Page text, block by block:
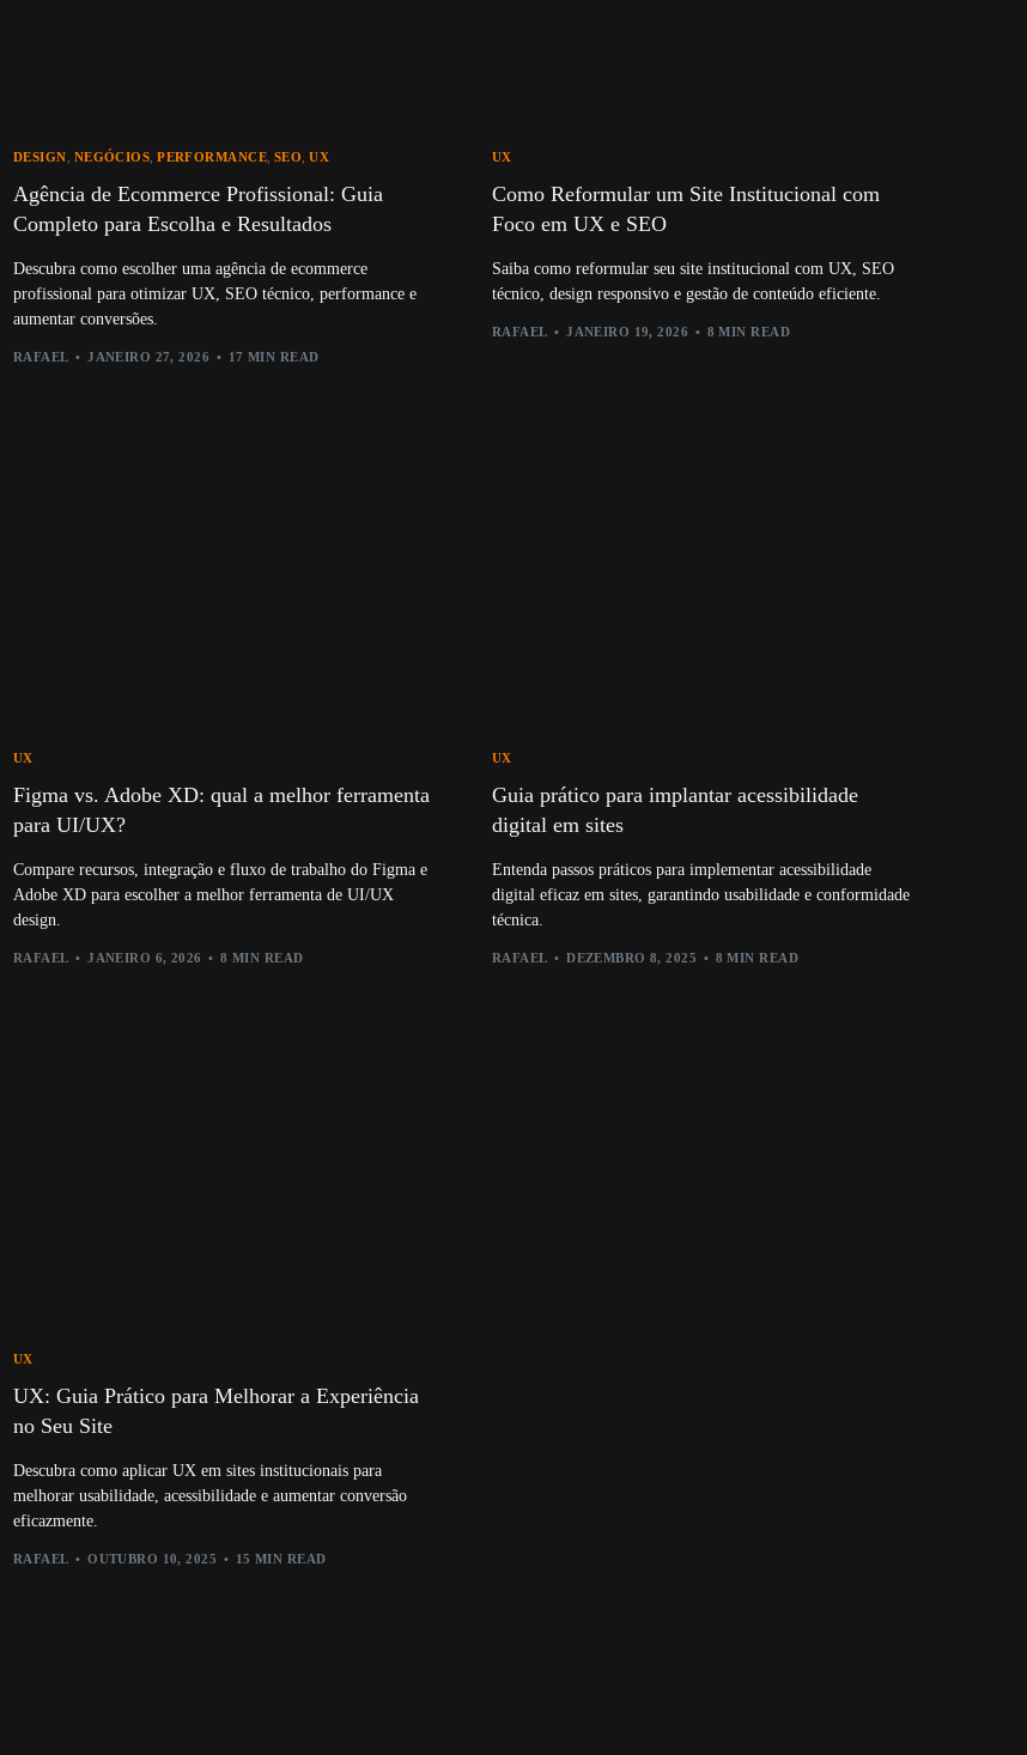
DESIGN NEGÓCIOS ,PERFORMANCE ,SEO ,UX
Agência de Ecommerce Profissional: Guia
Completo para Escolha e Resultados
Descubra como escolher uma agência de ecommerce
profissional para otimizar UX, SEO técnico, performance e
aumentar conversões.
RAFAEL JANEIRO 27, 2026 17 MIN READ
UX
Como Reformular um Site Institucional com
Foco em UX e SEO
Saiba como reformular seu site institucional com UX, SEO
técnico, design responsivo e gestão de conteúdo eficiente.
RAFAEL JANEIRO 19, 2026 8 MIN READ
UX
Figma vs. Adobe XD: qual a melhor ferramenta
para UI/UX?
Compare recursos, integração e fluxo de trabalho do Figma e
Adobe XD para escolher a melhor ferramenta de UI/UX
design.
RAFAEL JANEIRO 6, 2026 8 MIN READ
UX
Guia prático para implantar acessibilidade
digital em sites
Entenda passos práticos para implementar acessibilidade
digital eficaz em sites, garantindo usabilidade e conformidade
técnica.
RAFAEL DEZEMBRO 8, 2025 8 MIN READ
UX
UX: Guia Prático para Melhorar a Experiência
no Seu Site
Descubra como aplicar UX em sites institucionais para
melhorar usabilidade, acessibilidade e aumentar conversão
eficazmente.
RAFAEL OUTUBRO 10, 2025 15 MIN READ